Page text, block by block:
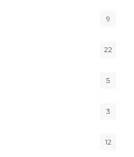
9
22
5
3
12